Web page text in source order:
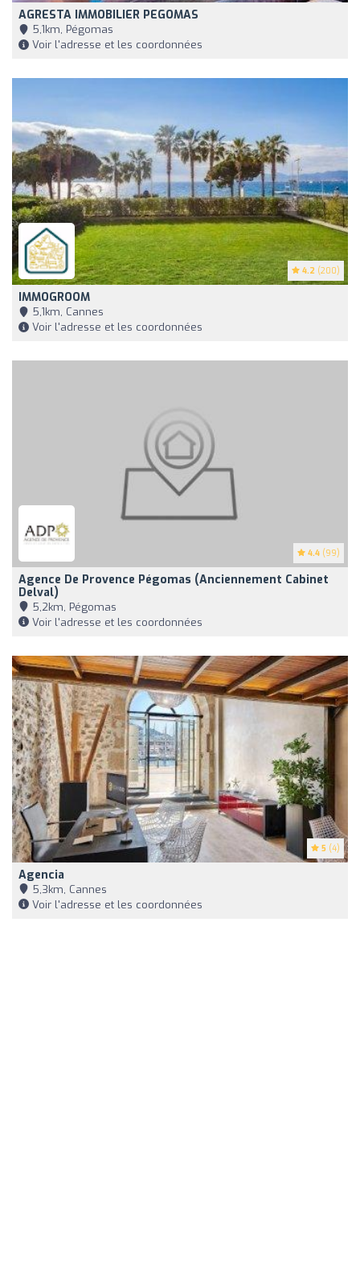
AGRESTA IMMOBILIER PEGOMAS
5,1km, Pégomas
Voir l'adresse et les coordonnées
4.2 (200)
IMMOGROOM
5,1km, Cannes
Voir l'adresse et les coordonnées
4.4 (99)
Agence De Provence Pégomas (anciennement Cabinet
Delval)
5,2km, Pégomas
Voir l'adresse et les coordonnées
5 (4)
Agencia
5,3km, Cannes
Voir l'adresse et les coordonnées